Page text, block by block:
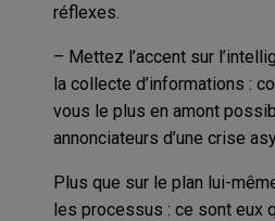
réflexes.
– Mettez l’accent sur
la collecte d’informations :
vous le plus en amont
annonciateurs d’une crise
Plus que sur le plan lui-
les processus : ce sont eux